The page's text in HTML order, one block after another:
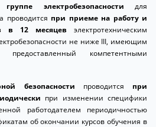
электробезопасности для
проводится при приеме на работу и
в 12 месяцев электротехническим
не ниже III, имеющим
компетентными
безопасности проводится при
при изменении специфики
работодателем периодичностью
об окончании курсов обучения в